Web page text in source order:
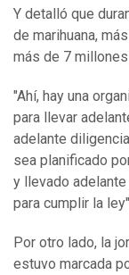
Y detalló que
de marihuana,
más de 7
"Ahí, hay una
para llevar
adelante
sea planificado
y llevado
para cumplir la
Por otro lado, la
estuvo marcada